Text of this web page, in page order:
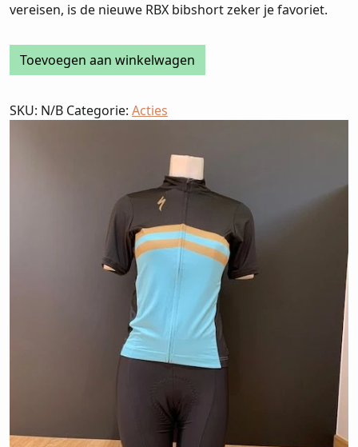
vereisen, is de nieuwe RBX bibshort zeker je favoriet.
Rbx
Bib
WmnCcustom
Toevoegen aan winkelwagen
SKU: N/B Categorie: Acties